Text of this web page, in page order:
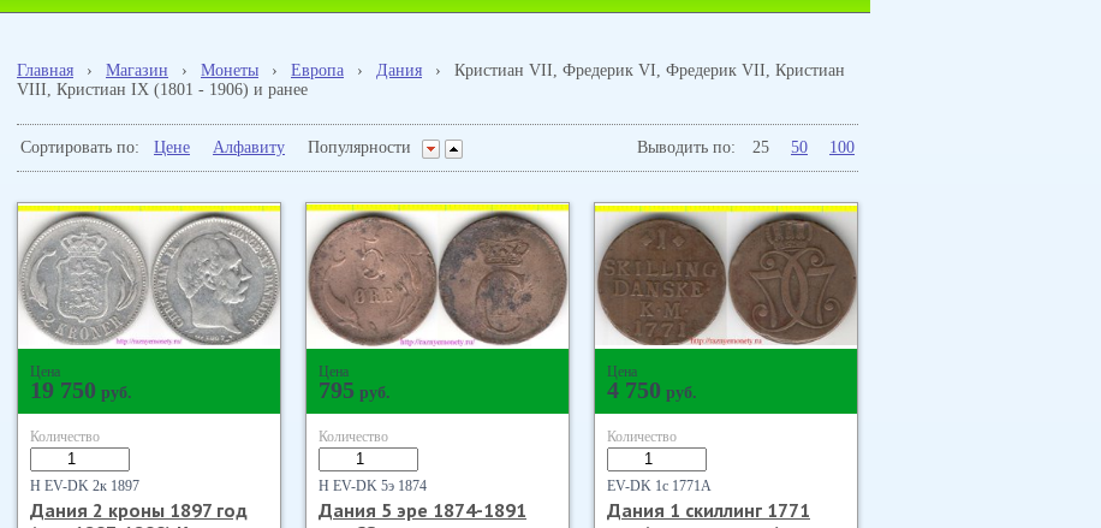
Главная › Магазин › Монеты › Европа › Дания ›
Кристиан VII, Фредерик VI, Фредерик VII, Кристиан
VIII, Кристиан IX (1801 - 1906) и ранее
Выводить по: 25 50 100
Сортировать по: Цене Алфавиту Популярности
Цена
19 750 руб.
Количество
Н EV-DK 2к 1897
Дания 2 кроны 1897 год
Цена
795 руб.
Количество
Н EV-DK 5э 1874
Дания 5 эре 1874-1891
Цена
4 750 руб.
Количество
EV-DK 1с 1771А
Дания 1 скиллинг 1771